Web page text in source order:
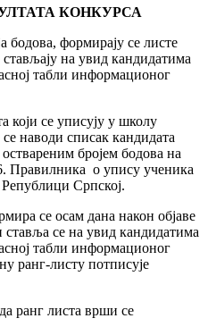
КОНКУРСА
формирају се листе
на увид кандидатима
табли информационог
се уписују у школу
наводи списак кандидата
бројем бодова на
Правилника о упису ученика
Српској.
се осам дана након објаве
се на увид кандидатима
табли информационог
ранг-листу потписује
листа врши се